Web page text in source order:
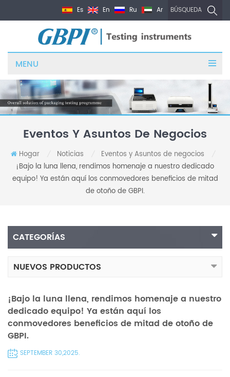
BÚSQUEDA
Es En Ru Ar
MENU
Eventos Y Asuntos De Negocios
Hogar Noticias Eventos y Asuntos de negocios
¡Bajo la luna llena, rendimos homenaje a nuestro dedicado
equipo! Ya están aquí los conmovedores beneficios de mitad
de otoño de GBPI.
CATEGORÍAS
NUEVOS PRODUCTOS
¡Bajo la luna llena, rendimos homenaje a nuestro
dedicado equipo! Ya están aquí los
conmovedores beneficios de mitad de otoño de
GBPI.
SEPTEMBER 30,2025.